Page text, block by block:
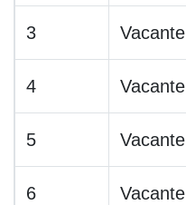
3 Vacante
4 Vacante
5 Vacante
6 Vacante